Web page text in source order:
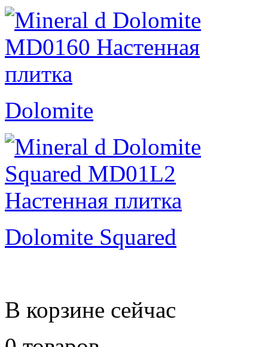
Dolomite
Dolomite Squared
В корзине сейчас